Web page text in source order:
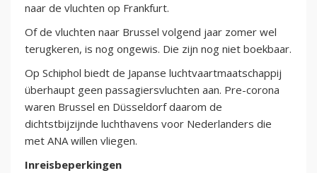
naar de vluchten op Frankfurt.
Of de vluchten naar Brussel volgend jaar zomer wel
terugkeren, is nog ongewis. Die zijn nog niet boekbaar.
Op Schiphol biedt de Japanse luchtvaartmaatschappij
überhaupt geen passagiersvluchten aan. Pre-corona
waren Brussel en Düsseldorf daarom de
dichtstbijzijnde luchthavens voor Nederlanders die
met ANA willen vliegen.
Inreisbeperkingen